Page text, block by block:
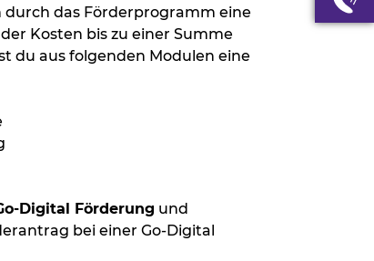
das Förderprogramm eine
der Kosten bis zu einer Summe
du aus folgenden Modulen eine
Digital Förderung und
bei einer Go-Digital